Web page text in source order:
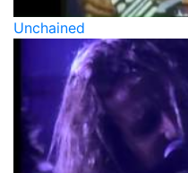
Unchained